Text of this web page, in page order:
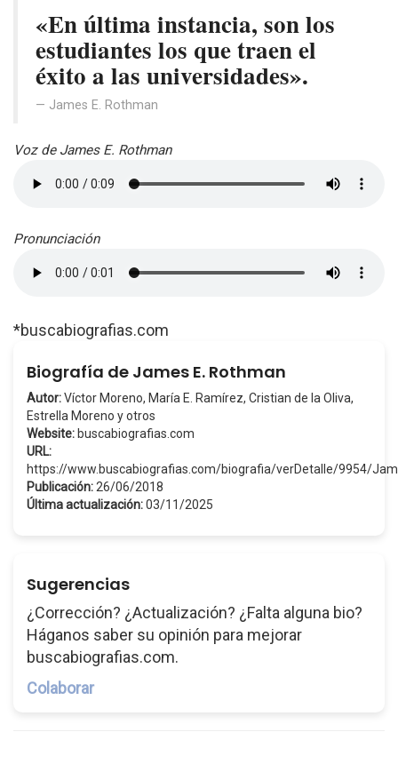
«En última instancia, son los
estudiantes los que traen el
éxito a las universidades».
James E. Rothman
Voz de James E. Rothman
Pronunciación
*buscabiografias.com
Biografía de James E. Rothman
Autor:Víctor Moreno, María E. Ramírez, Cristian de la Oliva,
Estrella Moreno y otros
Website: buscabiografias.com
URL:
https://www.buscabiografias.com/biografia/verDetalle/9954/
Publicación: 26/06/2018
Última actualización:03/11/2025
Sugerencias
¿Corrección? ¿Actualización? ¿Falta alguna bio?
Háganos saber su opinión para mejorar
buscabiografias.com.
Colaborar